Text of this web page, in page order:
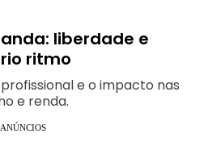
liberdade e
ritmo
e o impacto nas
e renda.
ANÚNCIOS